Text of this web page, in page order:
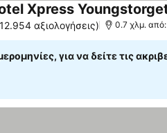
Xpress
αξιολογήσεις) 0.7 χλμ.
για να δείτε τις